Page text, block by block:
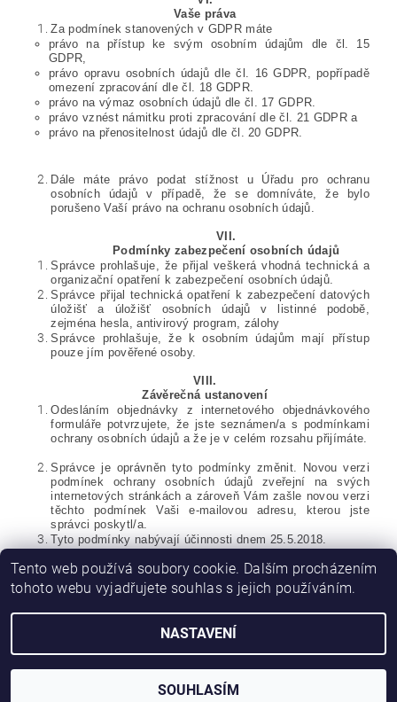
Vaše práva
Za podmínek stanovených v GDPR máte
právo na přístup ke svým osobním údajům dle čl. 15
GDPR,
právo opravu osobních údajů dle čl. 16 GDPR, popřípadě
omezení zpracování dle čl. 18 GDPR.
právo na výmaz osobních údajů dle čl. 17 GDPR.
právo vznést námitku proti zpracování dle čl. 21 GDPR a
právo na přenositelnost údajů dle čl. 20 GDPR.
Dále máte právo podat stížnost u Úřadu pro ochranu
osobních údajů v případě, že se domníváte, že bylo
porušeno Vaší právo na ochranu osobních údajů.
VII.
Podmínky zabezpečení osobních údajů
Správce prohlašuje, že přijal veškerá vhodná technická a
organizační opatření k zabezpečení osobních údajů.
Správce přijal technická opatření k zabezpečení datových
úložišť a úložišť osobních údajů v listinné podobě,
zejména hesla, antivirový program, zálohy
Správce prohlašuje, že k osobním údajům mají přístup
pouze jím pověřené osoby.
VIII.
Závěrečná ustanovení
Odesláním objednávky z internetového objednávkového
formuláře potvrzujete, že jste seznámen/a s podmínkami
ochrany osobních údajů a že je v celém rozsahu přijímáte.
Správce je oprávněn tyto podmínky změnit. Novou verzi
podmínek ochrany osobních údajů zveřejní na svých
internetových stránkách a zároveň Vám zašle novou verzi
těchto podmínek Vaši e-mailovou adresu, kterou jste
správci poskytl/a.
Tyto podmínky nabývají účinnosti dnem 25.5.2018.
2026 © Dýňová jádra Herůfkovi s.r.o., všechna práva vyhrazena
Vytvořil Shoptet
Tento web používá soubory cookie. Dalším procházením
tohoto webu vyjadřujete souhlas s jejich používáním.
NASTAVENÍ
SOUHLASÍM